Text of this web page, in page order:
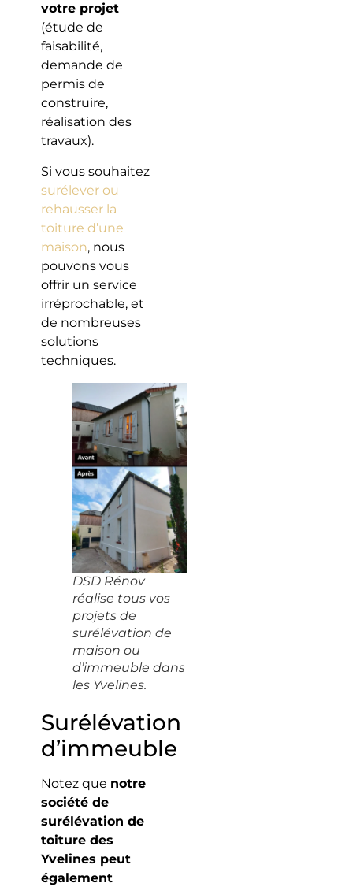
votre projet
(étude de
faisabilité,
demande de
permis de
construire,
réalisation des
travaux).
Si vous souhaitez
surélever ou
rehausser la
toiture d’une
maison, nous
pouvons vous
offrir un service
irréprochable, et
de nombreuses
solutions
techniques.
DSD Rénov
réalise tous vos
projets de
surélévation de
maison ou
d’immeuble dans
les Yvelines.
Surélévation
d’immeuble
Notez que notre
société de
surélévation de
toiture des
Yvelines peut
également